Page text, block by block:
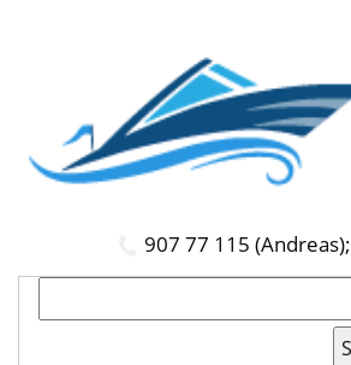
907 77 115 (Andreas);